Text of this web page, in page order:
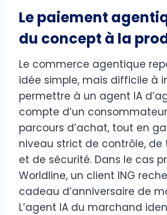
Le paiement
du concept à la
Le commerce agentique
idée simple, mais difficile à
permettre à un agent IA
compte d’un
parcours d’achat, tout en
niveau strict de contrôle, de
et de sécurité. Dans le cas
Worldline, un client ING
cadeau d’anniversaire de
L’agent IA du marchand